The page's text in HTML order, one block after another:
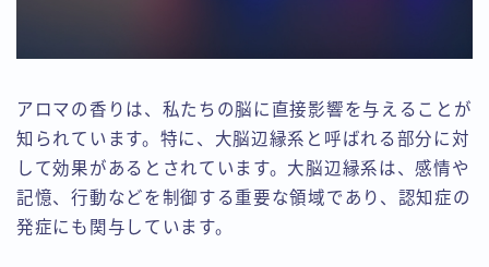
アロマの香りは、私たちの脳に直接影響を与えることが
知られています。特に、大脳辺縁系と呼ばれる部分に対
して効果があるとされています。大脳辺縁系は、感情や
記憶、行動などを制御する重要な領域であり、認知症の
発症にも関与しています。